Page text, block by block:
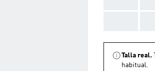
Talla real.
habitual.